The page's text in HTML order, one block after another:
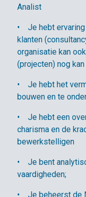
Analist
• Je hebt ervaring
klanten
organisatie kan
(projecten) nog
• Je hebt het
bouwen en te
• Je hebt een
charisma en de
bewerkstelligen
• Je bent
vaardigheden;
• Je beheerst de